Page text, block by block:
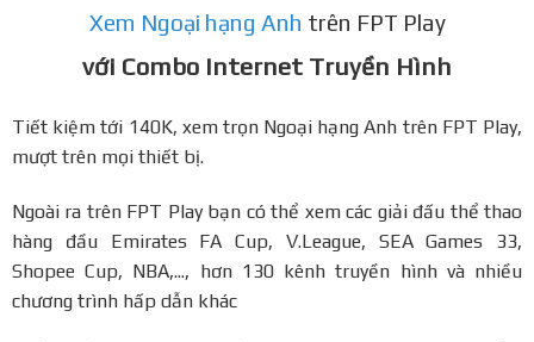
Xem Ngoại hạng Anh trên FPT Play
với Combo Internet Truyền Hình
Tiết kiệm tới 140K, xem trọn Ngoại hạng Anh trên FPT Play,
mượt trên mọi thiết bị.
Ngoài ra trên FPT Play bạn có thể xem các giải đấu thể thao
hàng đầu Emirates FA Cup, V.League, SEA Games 33,
Shopee Cup, NBA,..., hơn 130 kênh truyền hình và nhiều
chương trình hấp dẫn khác